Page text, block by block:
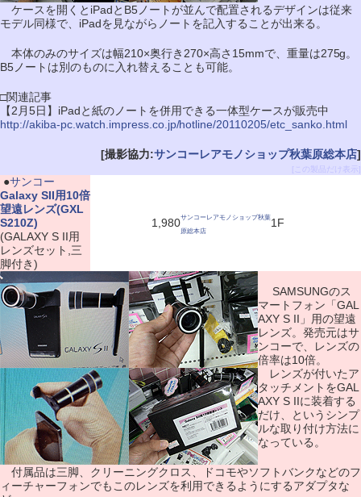
ケースを開くとiPadとB5ノートが並んで配置されるデザインは従来
モデル同様で、iPadを見ながらノートを記入することが出来る。
本体のみのサイズは幅210×奥行き270×高さ15mmで、重量は275g。
B5ノートは別のものに入れ替えることも可能。
□関連記事
【2月5日】iPadと紙のノートを併用できる一体型ケースが販売中
http://akiba-pc.watch.impress.co.jp/hotline/20110205/etc_sanko.html
[撮影協力:サンコーレアモノショップ秋葉原総本店]
[この製品だけ表示]
●サンコー
Galaxy SII用10倍
望遠レンズ(GXL
S210Z)
(GALAXY S II用
レンズセット,三
脚付き)
1,980サンコーレアモノショップ秋葉
原総本店
1F
SAMSUNGのス
マートフォン「GAL
AXY S II」用の望遠
レンズ。発売元はサ
ンコーで、レンズの
倍率は10倍。
レンズが付いたア
タッチメントをGAL
AXY S IIに装着する
だけ、というシンプ
ルな取り付け方法に
なっている。
付属品は三脚、クリーニングクロス、ドコモやソフトバンクなどのフ
ィーチャーフォンでもこのレンズを利用できるようにするアダプタな